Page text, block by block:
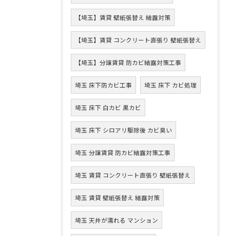
【埼玉】賃貸 壁紙張替え 結露対策
【埼玉】賃貸 コンクリート直張り 壁紙張替え
【埼玉】分譲賃貸 防カビ結露対策工事
埼玉 床下防カビ工事 埼玉 床下 カビ処理
埼玉 床下 白カビ 黒カビ
埼玉 床下 シロアリ駆除後 カビ臭い
埼玉 分譲賃貸 防カビ結露対策工事
埼玉 賃貸 コンクリート直張り 壁紙張替え
埼玉 賃貸 壁紙張替え 結露対策
埼玉 天井が濡れる マンション